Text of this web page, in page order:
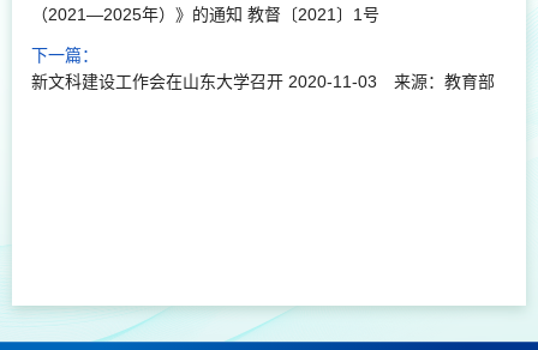
（2021—2025年）》的通知 教督〔2021〕1号
下一篇：
新文科建设工作会在山东大学召开 2020-11-03 来源：教育部